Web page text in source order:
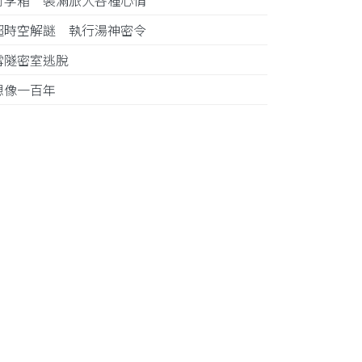
時空解謎 執行湯神密令
隧密室逃脫
像一百年